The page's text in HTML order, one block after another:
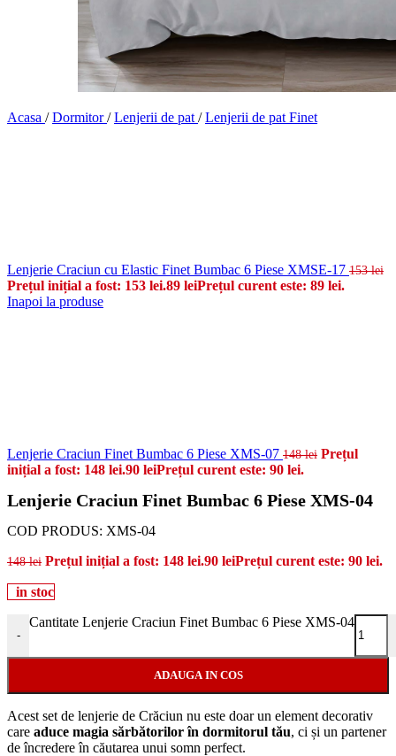
Acasa / Dormitor/ Lenjerii de pat / Lenjerii de pat Finet
Lenjerie Craciun cu Elastic Finet Bumbac 6 Piese XMSE-17 153lei
Prețul inițial a fost: 153 lei.89 leiPrețul curent este: 89 lei.
Inapoi la produse
Lenjerie Craciun Finet Bumbac 6 Piese XMS-07 148lei Prețul
inițial a fost: 148 lei.90 leiPrețul curent este: 90 lei.
Lenjerie Craciun Finet Bumbac 6 Piese XMS-04
COD PRODUS: XMS-04
148lei Prețul inițial a fost: 148 lei.90 leiPrețul curent este: 90 lei.
in stoc
-
Cantitate Lenjerie Craciun Finet Bumbac 6 Piese XMS-04
ADAUGA IN COS
Acest set de lenjerie de Crăciun nu este doar un element decorativ
care aduce magia sărbătorilor în dormitorul tău, ci și un partener
de încredere în căutarea unui somn perfect.